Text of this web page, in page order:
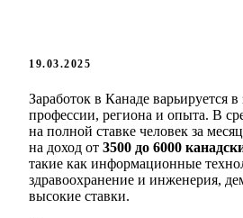
19.03.2025
Заработок в Канаде варьируется
профессии, региона и опыта. В
на полной ставке человек за
на доход от 3500 до 6000
такие как информационные
здравоохранение и инженерия,
высокие ставки.